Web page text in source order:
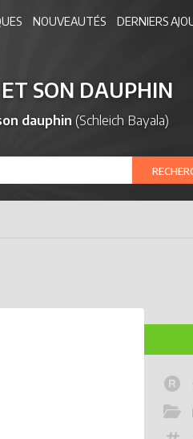
NOUVEAUTÉS DERNIERS
SON DAUPHIN
dauphin (Schleich Bayala)